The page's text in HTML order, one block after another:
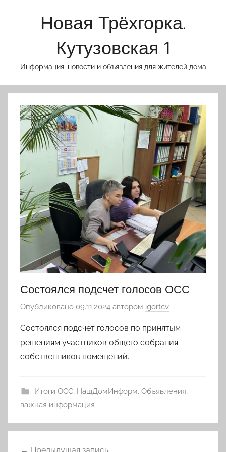
Новая Трёхгорка.
Кутузовская 1
Информация, новости и объявления для жителей дома
Состоялся подсчет голосов ОСС
Опубликовано 09.11.2024 автором igortcv
Состоялся подсчет голосов по принятым
решениям участников общего собрания
собственников помещений.
Итоги ОСС, НашДомИнформ. Объявления,
важная информация